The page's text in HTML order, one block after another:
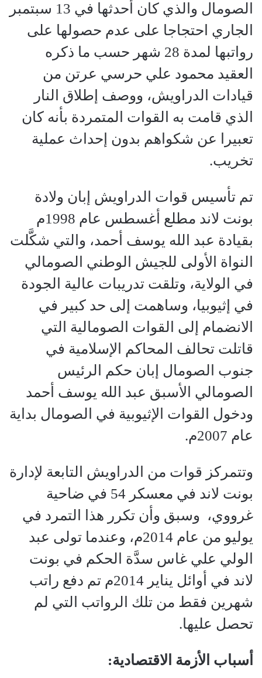
الصومال والذي كان أحدثها في 13 سبتمبر
الجاري احتجاجا على عدم حصولها على
رواتبها لمدة 28 شهر حسب ما ذكره
العقيد محمود علي حرسي عرتن من
قيادات الدراويش، ووصف إطلاق النار
الذي قامت به القوات المتمردة بأنه كان
تعبيرا عن شكواهم بدون إحداث عملية
تخريب.
تم تأسيس قوات الدراويش إبان ولادة
بونت لاند مطلع أغسطس عام 1998م
بقيادة عبد الله يوسف أحمد، والتي شكَّلت
النواة الأولى للجيش الوطني الصومالي
في الولاية، وتلقت تدريبات عالية الجودة
في إثيوبيا، وساهمت إلى حد كبير في
الانضمام إلى القوات الصومالية التي
قاتلت تحالف المحاكم الإسلامية في
جنوب الصومال إبان حكم الرئيس
الصومالي الأسبق عبد الله يوسف أحمد
ودخول القوات الإثيوبية في الصومال بداية
عام 2007م.
وتتمركز قوات من الدراويش التابعة لإدارة
بونت لاند في معسكر 54 في ضاحية
غرووي، وسبق وأن تكرر هذا التمرد في
يوليو من عام 2014م، وعندما تولى عبد
الولي علي غاس سدَّة الحكم في بونت
لاند في أوائل يناير 2014م تم دفع راتب
شهرين فقط من تلك الرواتب التي لم
تحصل عليها.
أسباب الأزمة الاقتصادية: